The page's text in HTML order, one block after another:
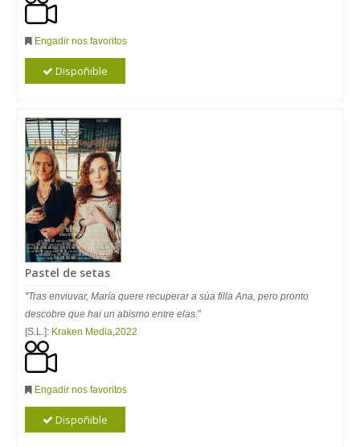
Engadir nos favoritos
Dispoñible
Pastel de setas
"Tras enviuvar, María quere recuperar a súa filla Ana, pero pronto
descobre que hai un abismo entre elas."
[S.L.]: Kraken Media,2022
Engadir nos favoritos
Dispoñible